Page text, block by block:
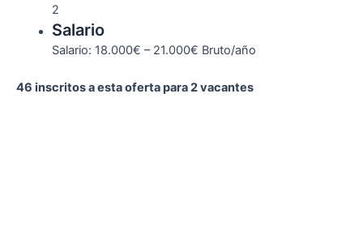
2
Salario
Salario: 18.000€ – 21.000€ Bruto/año
46 inscritos a esta oferta para 2 vacantes